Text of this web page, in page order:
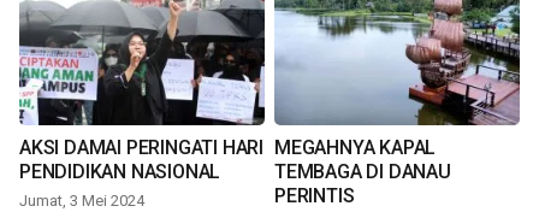
AKSI DAMAI PERINGATI HARI
PENDIDIKAN NASIONAL
Jumat, 3 Mei 2024
MEGAHNYA KAPAL
TEMBAGA DI DANAU
PERINTIS